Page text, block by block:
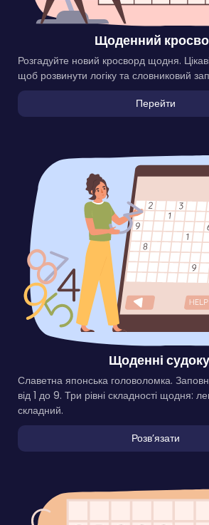
Щоденний
Розгадуйте новий кросворд щодня.
щоб розвинути логіку та словниковий
Перейти
Щоденні судоку
Славетна японська головоломка.
від 1 до 9. Три рівні складності щодня:
складний.
Розвʼязати